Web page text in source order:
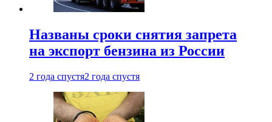
Названы сроки снятия запрета
на экспорт бензина из России
2 года спустя2 года спустя